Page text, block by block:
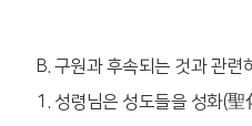
B. 구원과 후속되는 것과 관련
1. 성령님은 성도들을 성화(聖